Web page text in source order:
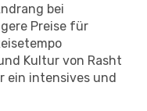
bei
Preise für
Kultur von Rasht
ein intensives und